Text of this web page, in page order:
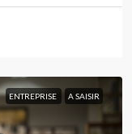
ENTREPRISE A SAISIR